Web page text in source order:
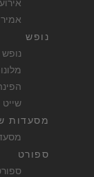
נופש
נופש
שייט
מסעדות
ספורט